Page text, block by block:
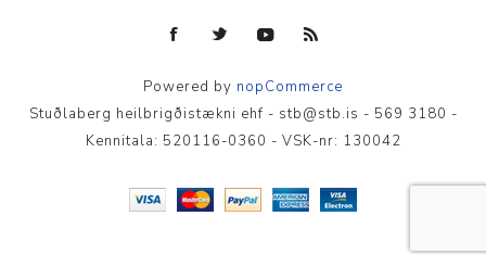
Powered by nopCommerce
Stuðlaberg heilbrigðistækni ehf - stb@stb.is - 569 3180 -
Kennitala: 520116-0360 - VSK-nr: 130042